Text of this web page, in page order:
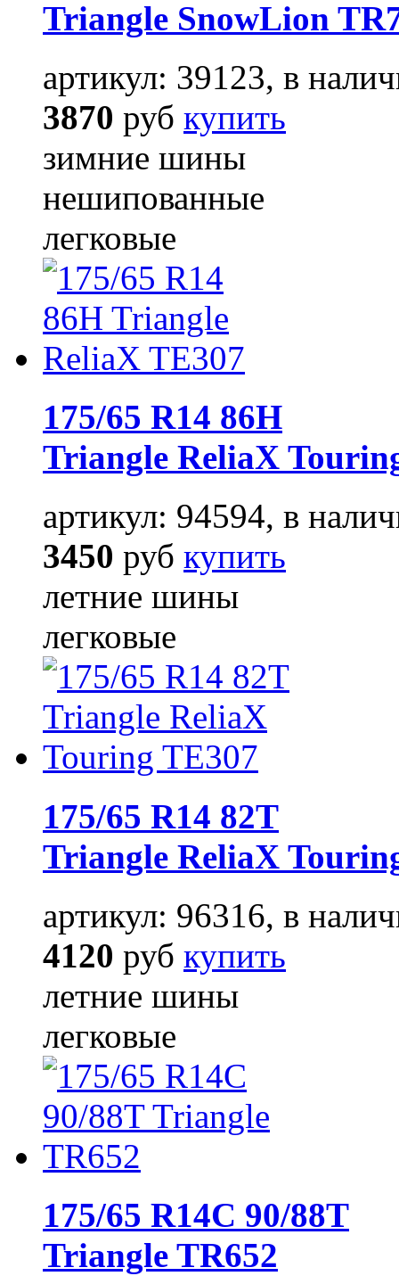
Triangle SnowLion
артикул: 39123, в
3870 руб купить
зимние шины
нешипованные
легковые
175/65 R14 86H
Triangle ReliaX
артикул: 94594, в
3450 руб купить
летние шины
легковые
175/65 R14 82T
Triangle ReliaX
артикул: 96316, в
4120 руб купить
летние шины
легковые
175/65 R14C 90/88T
Triangle TR652